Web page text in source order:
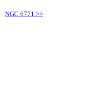
NGC 6771 >>